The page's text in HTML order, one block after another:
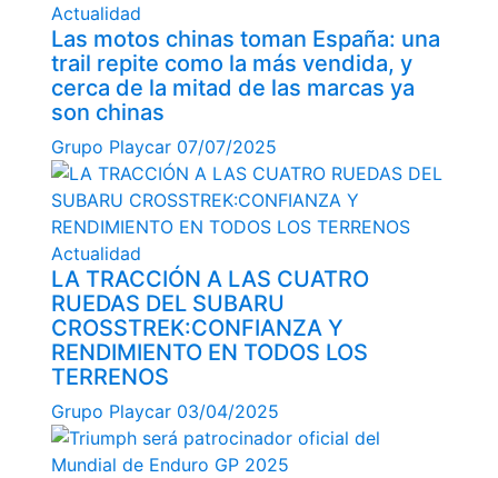
Actualidad
Las motos chinas toman España: una
trail repite como la más vendida, y
cerca de la mitad de las marcas ya
son chinas
Grupo Playcar 07/07/2025
Actualidad
LA TRACCIÓN A LAS CUATRO
RUEDAS DEL SUBARU
CROSSTREK:CONFIANZA Y
RENDIMIENTO EN TODOS LOS
TERRENOS
Grupo Playcar 03/04/2025